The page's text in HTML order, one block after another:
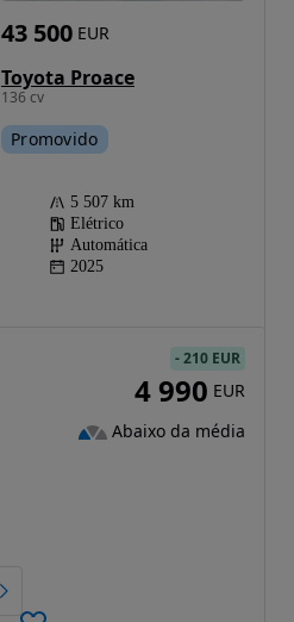
Toyota Proace
136 cv
43 500 EUR
Promovido
5 507 km
Elétrico
Automática
2025
-210 EUR
4 990 EUR
Abaixo da média